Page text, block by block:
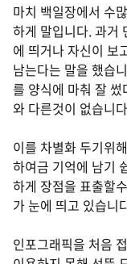
마치 백일장에서 수
하게 말입니다. 과거
에 띄거나 자신이 보
남는다는 말을 했습
를 양식에 마춰 잘
와 다른것이 없습니
이를 차별화 두기위
하여금 기억에 남기
하게 장점을 표출할
가 눈에 띄고 있습니
인포그래픽을 처음